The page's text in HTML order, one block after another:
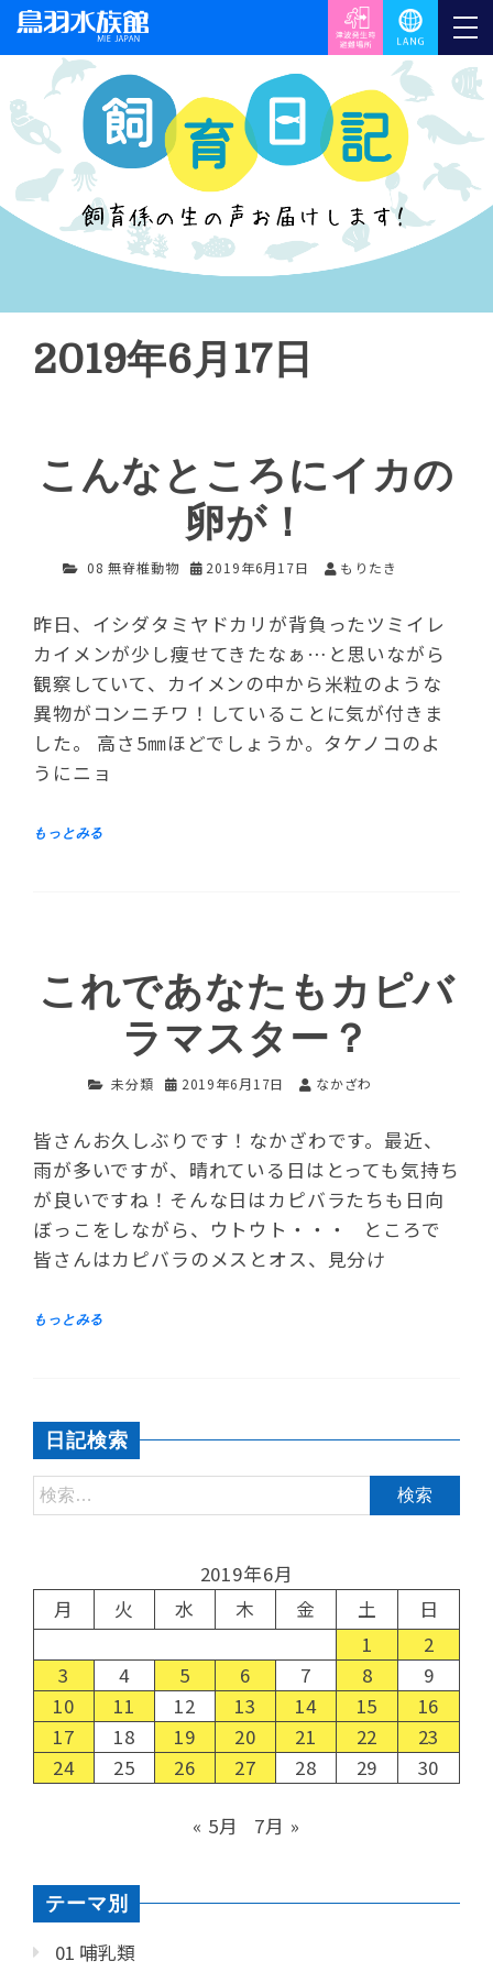
2019年6月17日
こんなところにイカの
卵が！
08 無脊椎動物 2019年6月17日 もりたき
昨日、イシダタミヤドカリが背負ったツミイレ
カイメンが少し痩せてきたなぁ…と思いながら
観察していて、カイメンの中から米粒のような
異物がコンニチワ！していることに気が付きま
した。 高さ5㎜ほどでしょうか。タケノコのよ
うにニョ
これであなたもカピバ
ラマスター？
未分類 2019年6月17日 なかざわ
皆さんお久しぶりです！なかざわです。最近、
雨が多いですが、晴れている日はとっても気持ち
が良いですね！そんな日はカピバラたちも日向
ぼっこをしながら、ウトウト・・・ ところで
皆さんはカピバラのメスとオス、見分け
日記検索
2019年6月
月
火 水 木 金 土
日
1
2
3
4 5 6 7 8
9
10
11 12 13 14 15
16
17
18 19 20 21 22
23
24
25 26 27 28 29 30
« 5月 7月 »
テーマ別
01 哺乳類